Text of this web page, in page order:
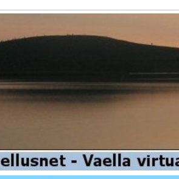
- Vaellusturinat II
vaeltamisesta ja Lapista